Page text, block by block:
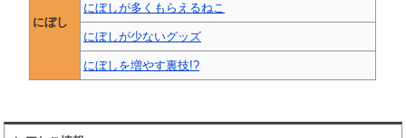
にぼし
にぼしが多くもらえるねこ
にぼしが少ないグッズ
にぼしを増やす裏技!?